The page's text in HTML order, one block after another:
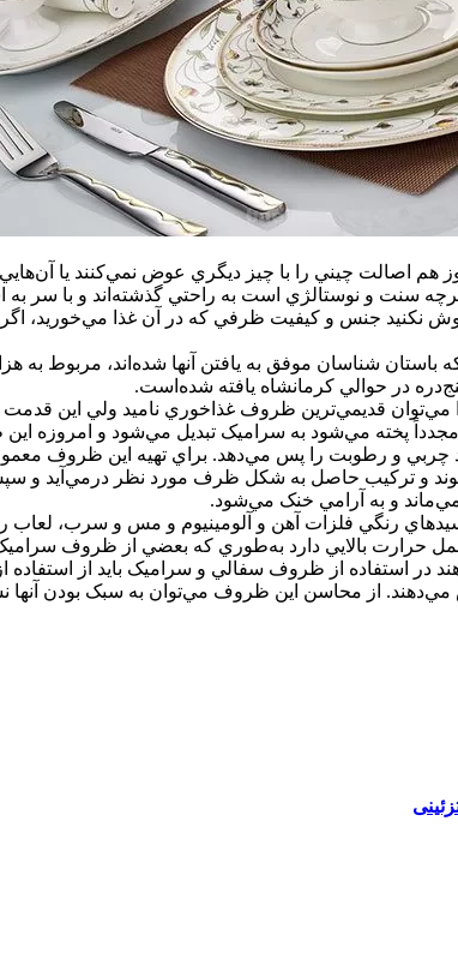
هم اصالت چيني را با چيز ديگري عوض نمي‌کنند يا
سنت و نوستالژي است به راحتي گذشته‌اند و با سر به
نکنيد جنس و کيفيت ظرفي که در آن غذا مي‌خوريد،
شناسان موفق به يافتن آنها شده‌اند، مربوط به
در حوالي کرمانشاه يافته شده‌است.
قديمي‌ترين ظروف غذاخوري ناميد ولي اين
پخته مي‌شود به سراميک تبديل مي‌شود و امروزه
چربي و رطوبت را پس مي‌دهد. براي تهيه اين ظروف
و ترکيب حاصل به شکل ظرف مورد نظر درمي‌آيد
و به آرامي خنک مي‌شود.
رنگي فلزات آهن و آلومينيوم و مس و سرب،
حرارت بالايي دارد به‌طوري که بعضي از ظروف
در استفاده از ظروف سفالي و سراميک بايد از
مي‌دهند. از محاسن اين ظروف مي‌توان به سبک بودن